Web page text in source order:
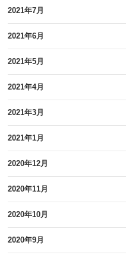
2021年7月
2021年6月
2021年5月
2021年4月
2021年3月
2021年1月
2020年12月
2020年11月
2020年10月
2020年9月